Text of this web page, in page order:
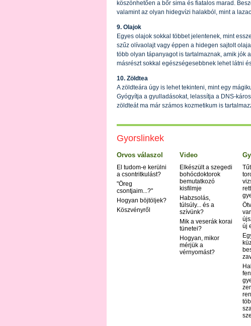
köszönhetően a bőr sima és fiatalos marad.
valamint az olyan hidegvízi halakból, mint a
9. Olajok
Egyes olajok sokkal többet jelentenek, mint
szűz olívaolajt vagy éppen a hidegen sajtolt
több olyan tápanyagot is tartalmaznak, amik jók
másrészt sokkal egészségesebbnek lehet látni
10. Zöldtea
A zöldteára úgy is lehet tekinteni, mint egy
Gyógyítja a gyulladásokat, lelassítja a DNS-
zöldteát ma már számos kozmetikum is
Gyorslinkek
Orvos válaszol
El tudom-e kerülni
a csontritkulást?
"Öreg
csontjaim...?"
Hogyan böjtöljek?
Köszvényről
Video
Elkészült a szegedi
bohócdoktorok
bemutatkozó
kisfilmje
Habzsolás,
túlsúly... és a
szívünk?
Mik a veserák korai
tünetei?
Hogyan, mikor
mérjük a
vérnyomást?
új